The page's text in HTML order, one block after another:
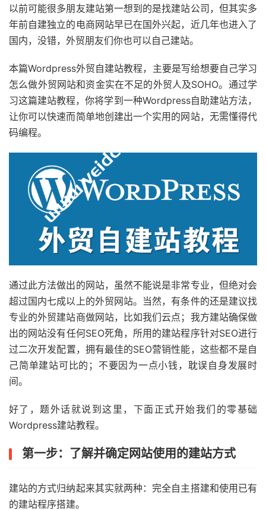
以前可能很多朋友建站第一想到的是找建站公司，但其实多
年前自建独立的电商网站早已在国外兴起，近几年也进入了
国内，没错，外贸朋友们你也可以自己建站。
本篇Wordpress外贸自建站教程，主要是写给想要自己学习
怎么做外贸网站和资金实在不足的外贸人及SOHO。通过学
习这篇建站教程，你将学到一种Wordpress自助建站方法，
让你可以快速而简单地创建出一个实用的网站，无需懂得代
码编程。
通过此方法做出的网站，虽然不能说是非常专业，但绝对会
超过国内七成以上的外贸网站。当然，有条件的还是建议找
专业的外贸建站商做网站，比如我们云点；我方建站确保做
出的网站没有任何SEO死角，所用的建站程序针对SEO进行
过二次开发配置，拥有最佳的SEO营销性能，这些都不是自
己简单建站可比的；不要因为一点小钱，耽误自身发展时
间。
好了，题外话就说到这里，下面正式开始我们的零基础
Wordpress建站教程。
第一步：了解并确定网站使用的建站方式
建站的方式归纳起来其实就两种：完全自主搭建和使用已有
的建站程序搭建。